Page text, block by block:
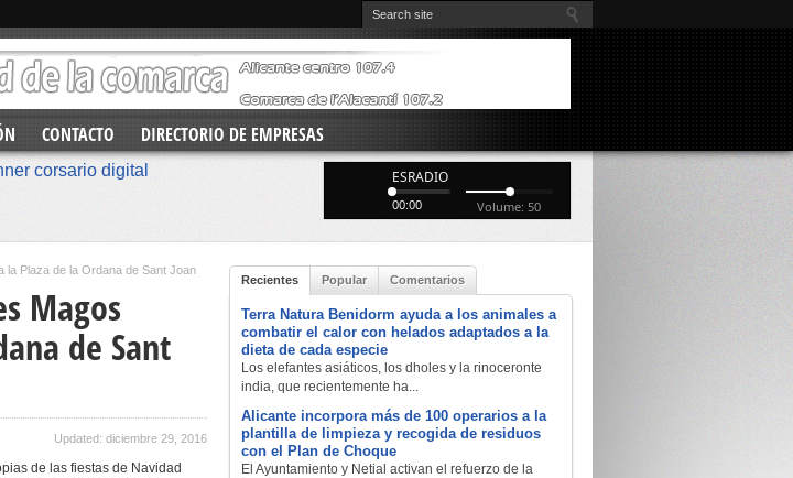
CONTACTO DIRECTORIO DE EMPRESAS
ESRADIO
00:00 Volume: 50
la Plaza de la Ordana de Sant Joan
Magos
de Sant
Updated: diciembre 29, 2016
de las fiestas de Navidad
Recientes Popular Comentarios
Terra Natura Benidorm ayuda a los animales a
combatir el calor con helados adaptados a la
dieta de cada especie
Los elefantes asiáticos, los dholes y la rinoceronte
india, que recientemente ha...
Alicante incorpora más de 100 operarios a la
plantilla de limpieza y recogida de residuos
con el Plan de Choque
El Ayuntamiento y Netial activan el refuerzo de la